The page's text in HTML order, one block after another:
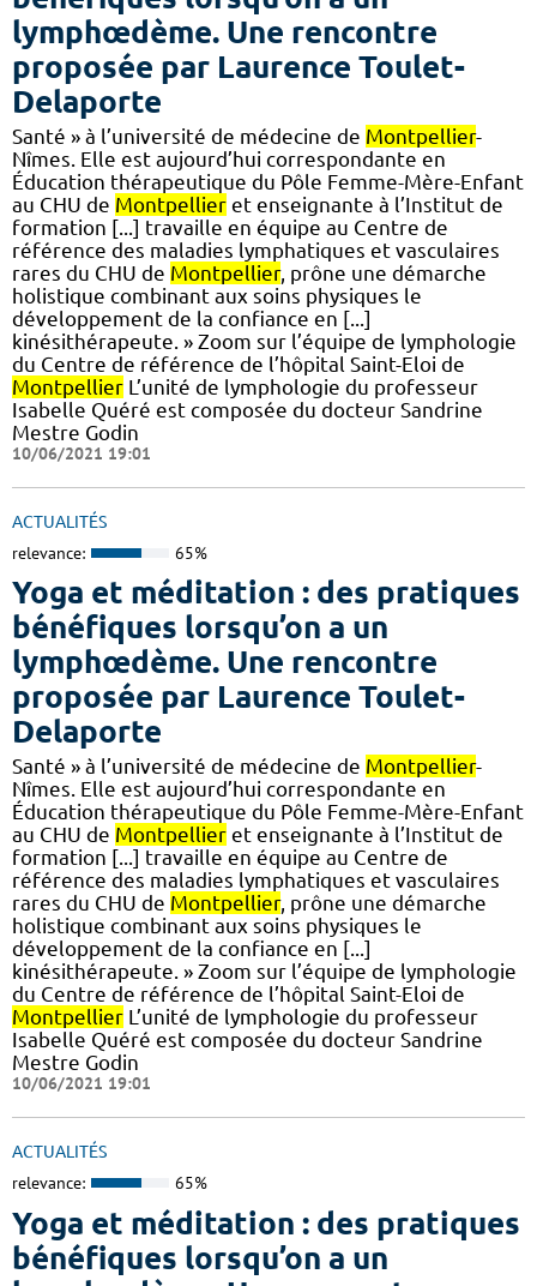
lymphœdème. Une rencontre
proposée par Laurence Toulet-
Delaporte
Santé » à l’université de médecine de Montpellier-
Nîmes. Elle est aujourd’hui correspondante en
Éducation thérapeutique du Pôle Femme-Mère-Enfant
au CHU de Montpellier et enseignante à l’Institut de
formation [...] travaille en équipe au Centre de
référence des maladies lymphatiques et vasculaires
rares du CHU de Montpellier, prône une démarche
holistique combinant aux soins physiques le
développement de la confiance en [...]
kinésithérapeute. » Zoom sur l’équipe de lymphologie
du Centre de référence de l’hôpital Saint-Eloi de
Montpellier L’unité de lymphologie du professeur
Isabelle Quéré est composée du docteur Sandrine
Mestre Godin
10/06/2021 19:01
ACTUALITÉS
relevance: 65%
Yoga et méditation : des pratiques
bénéfiques lorsqu’on a un
lymphœdème. Une rencontre
proposée par Laurence Toulet-
Delaporte
Santé » à l’université de médecine de Montpellier-
Nîmes. Elle est aujourd’hui correspondante en
Éducation thérapeutique du Pôle Femme-Mère-Enfant
au CHU de Montpellier et enseignante à l’Institut de
formation [...] travaille en équipe au Centre de
référence des maladies lymphatiques et vasculaires
rares du CHU de Montpellier, prône une démarche
holistique combinant aux soins physiques le
développement de la confiance en [...]
kinésithérapeute. » Zoom sur l’équipe de lymphologie
du Centre de référence de l’hôpital Saint-Eloi de
Montpellier L’unité de lymphologie du professeur
Isabelle Quéré est composée du docteur Sandrine
Mestre Godin
10/06/2021 19:01
ACTUALITÉS
relevance: 65%
Yoga et méditation : des pratiques
bénéfiques lorsqu’on a un